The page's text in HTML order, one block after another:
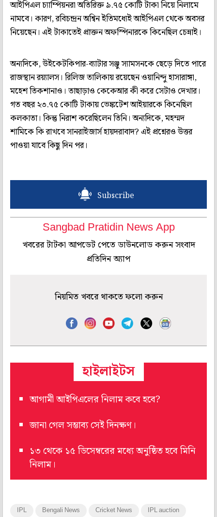
আইপিএল চ্যাম্পিয়নরা অতিরিক্ত ৯.৭৫ কোটি টাকা নিয়ে নিলামে
নামবে। কারণ, রবিচন্দ্রন অশ্বিন ইতিমধ্যেই আইপিএল থেকে অবসর
নিয়েছেন। এই টাকাতেই প্রাক্তন অফস্পিনারকে কিনেছিল চেন্নাই।
অন্যদিকে, উইকেটকিপার-ব্যাটার সঞ্জু স্যামসনকে ছেড়ে দিতে পারে
রাজস্থান রয়্যালস। রিলিজ তালিকায় রয়েছেন ওয়ানিন্দু হাসারাঙ্গা,
মহেশ তিকশানাও। তাছাড়াও কেকেআর কী করে সেটাও দেখার।
গত বছর ২৩.৭৫ কোটি টাকায় ভেঙ্কটেশ আইয়ারকে কিনেছিল
কলকাতা। কিন্তু নিরাশ করেছিলেন তিনি। অন্যদিকে, মহম্মদ
শামিকে কি রাখবে সানরাইজার্স হায়দরাবাদ? এই প্রশ্নেরও উত্তর
পাওয়া যাবে কিছু দিন পর।
Subscribe
Sangbad Pratidin News App
খবরের টাটকা আপডেট পেতে ডাউনলোড করুন সংবাদ
প্রতিদিন অ্যাপ
নিয়মিত খবরে থাকতে ফলো করুন
হাইলাইটস
আগামী আইপিএলের নিলাম কবে হবে?
জানা গেল সম্ভাব্য সেই দিনক্ষণ।
১৩ থেকে ১৫ ডিসেম্বরের মধ্যে অনুষ্ঠিত হবে মিনি
নিলাম।
IPL Bengali News Cricket News IPL auction